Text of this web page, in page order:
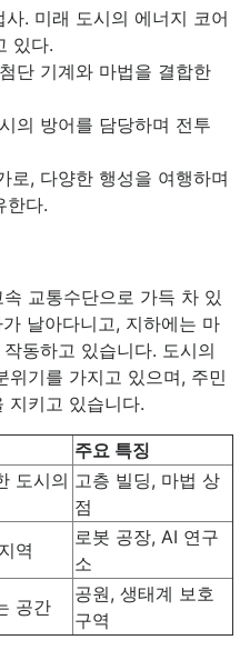
. 미래 도시의 에너지 코어
있다.
단 기계와 마법을 결합한
의 방어를 담당하며 전투
로, 다양한 행성을 여행하며
한다.
교통수단으로 가득 차 있
날아다니고, 지하에는 마
동하고 있습니다. 도시의
기를 가지고 있으며, 주민
지키고 있습니다.
주요 특징
도시의 고층 빌딩, 마법 상
점
역
로봇 공장, AI 연구
소
공간
공원, 생태계 보호
구역